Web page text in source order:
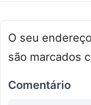
O seu
são marcados
Comentário